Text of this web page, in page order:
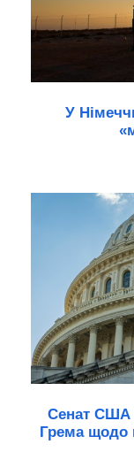
У
Сенат США
Грема щодо